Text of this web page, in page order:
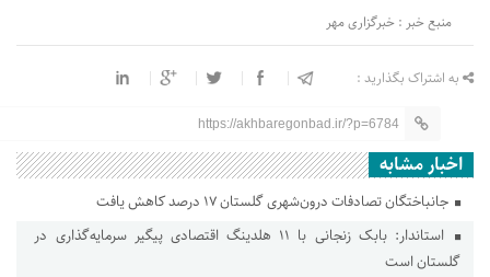
منبع خبر : خبرگزاری مهر
به اشتراک بگذارید :
https://akhbaregonbad.ir/?p=6784
اخبار مشابه
جانباختگان تصادفات درون‌شهری گلستان ۱۷ درصد کاهش یافت
استاندار: بابک زنجانی با ۱۱ هلدینگ اقتصادی پیگیر سرمایه‌گذاری در
گلستان است